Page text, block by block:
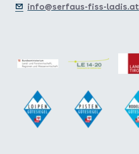
info@serfaus-fiss-ladis.at